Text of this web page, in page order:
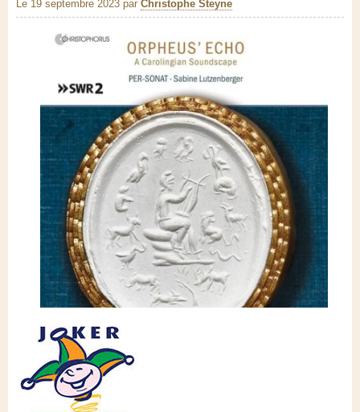
Le 19 septembre 2023 par Christophe Steyne